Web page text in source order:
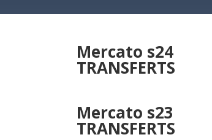
Mercato s24
TRANSFERTS
Mercato s23
TRANSFERTS